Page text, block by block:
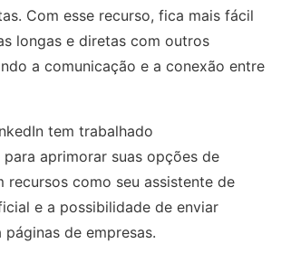
Com esse recurso, fica mais fácil
longas e diretas com outros
a comunicação e a conexão entre
tem trabalhado
aprimorar suas opções de
recursos como seu assistente de
e a possibilidade de enviar
páginas de empresas.